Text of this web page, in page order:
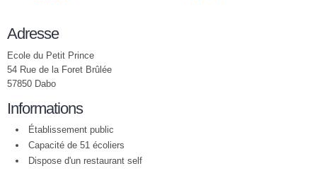
Adresse
Ecole du Petit Prince
54 Rue de la Foret Brûlée
57850 Dabo
Informations
Établissement public
Capacité de 51 écoliers
Dispose d'un restaurant self